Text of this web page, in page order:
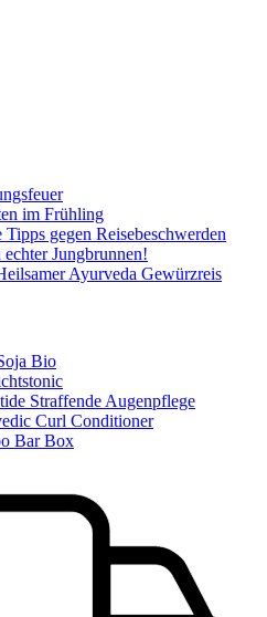
im Frühling
gegen Reisebeschwerden
Jungbrunnen!
Ayurveda Gewürzreis
Bio
Straffende Augenpflege
Curl Conditioner
Bar Box